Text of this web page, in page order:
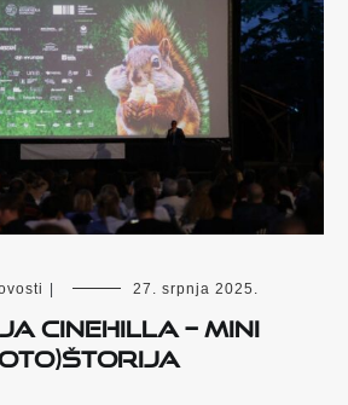
27. srpnja 2025.
Cinehilla – mini